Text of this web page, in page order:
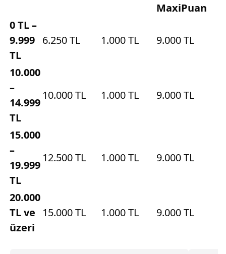
MaxiPuan
0 TL –
9.999
TL
6.250 TL 1.000 TL 9.000 TL
10.000
–
14.999
TL
10.000 TL 1.000 TL 9.000 TL
15.000
–
19.999
TL
12.500 TL 1.000 TL 9.000 TL
20.000
TL ve
üzeri
15.000 TL 1.000 TL 9.000 TL